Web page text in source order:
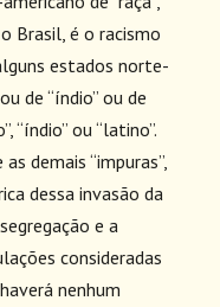
Brasil, é o racismo
estados norte-
de “índio” ou de
“índio” ou “latino”.
demais “impuras”,
dessa invasão da
e a
consideradas
nenhum